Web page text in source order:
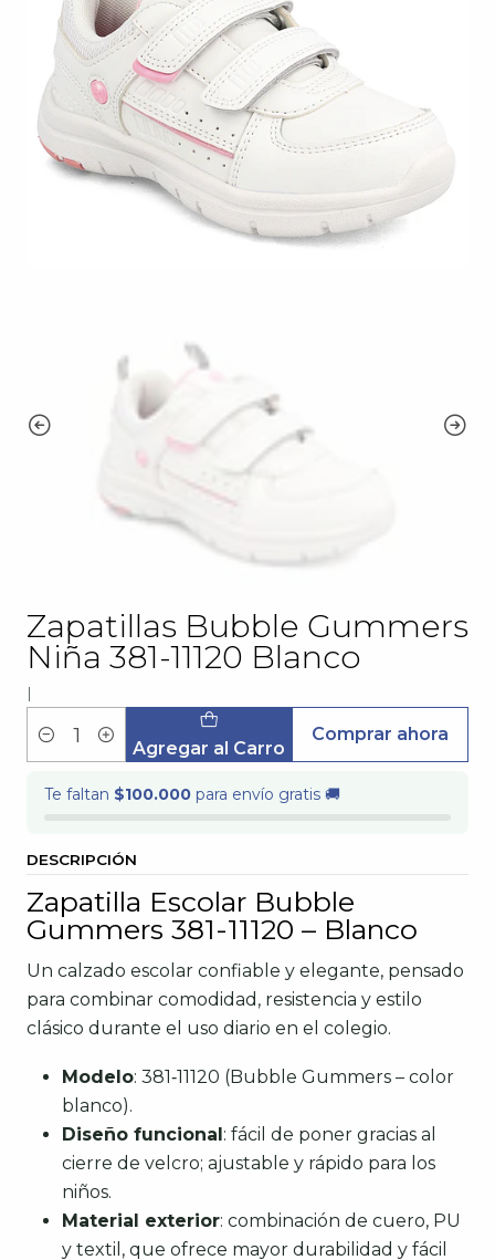
Zapatillas Bubble Gummers
Niña 381-11120 Blanco
|
Cantidad Agregar al Carro
Comprar ahora
Te faltan $100.000 para envío gratis 🚚
DESCRIPCIÓN
Zapatilla Escolar Bubble
Gummers 381-11120 – Blanco
Un calzado escolar confiable y elegante, pensado
para combinar comodidad, resistencia y estilo
clásico durante el uso diario en el colegio.
Modelo: 381‑11120 (Bubble Gummers – color
blanco).
Diseño funcional: fácil de poner gracias al
cierre de velcro; ajustable y rápido para los
niños.
Material exterior: combinación de cuero, PU
y textil, que ofrece mayor durabilidad y fácil